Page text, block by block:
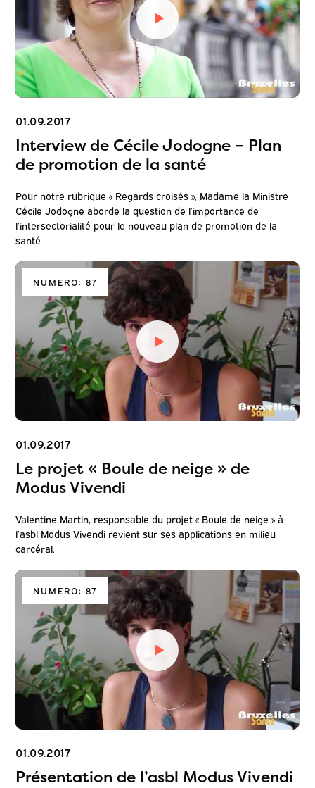
01.09.2017
Interview de Cécile Jodogne – Plan
de promotion de la santé
Pour notre rubrique « Regards croisés », Madame la Ministre
Cécile Jodogne aborde la question de l’importance de
l’intersectorialité pour le nouveau plan de promotion de la
santé.
NUMERO: 87
01.09.2017
Le projet « Boule de neige » de
Modus Vivendi
Valentine Martin, responsable du projet « Boule de neige » à
l’asbl Modus Vivendi revient sur ses applications en milieu
carcéral.
NUMERO: 87
01.09.2017
Présentation de l’asbl Modus Vivendi